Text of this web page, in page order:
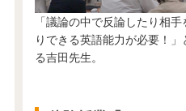
「議論の中で反論したり相手
りできる英語能力が必要！」
る吉田先生。